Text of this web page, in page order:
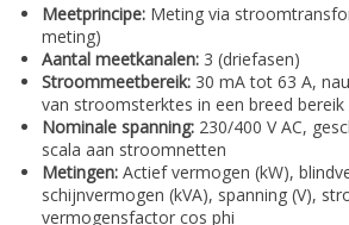
Meetprincipe: Meting via
meting)
Aantal meetkanalen: 3 (driefasen)
Stroommeetbereik: 30 mA tot 63 A,
van stroomsterktes in een breed bereik
Nominale spanning: 230/400 V AC,
scala aan stroomnetten
Metingen: Actief vermogen (kW),
schijnvermogen (kVA), spanning (V),
vermogensfactor cos phi